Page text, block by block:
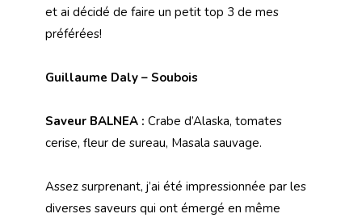
et ai décidé de faire un petit top 3 de mes
préférées!
Guillaume Daly – Soubois
Saveur BALNEA : Crabe d’Alaska, tomates
cerise, fleur de sureau, Masala sauvage.
Assez surprenant, j’ai été impressionnée par les
diverses saveurs qui ont émergé en même